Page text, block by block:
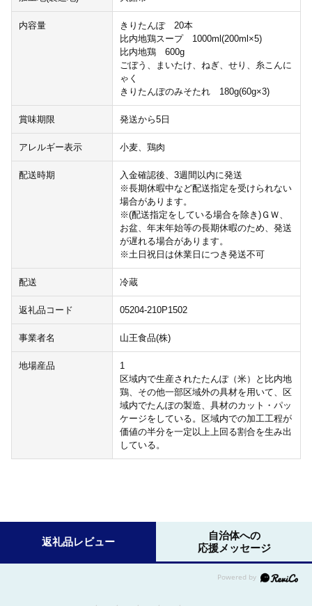
内容量
きりたんぽ 20本
比内地鶏スープ 1000ml(200ml×5)
比内地鶏 600g
ごぼう、まいたけ、ねぎ、せり、糸こんに
ゃく
きりたんぽのみそたれ 180g(60g×3)
賞味期限 発送から5日
アレルギー表示 小麦、鶏肉
配送時期
入金確認後、3週間以内に発送
※長期休暇中など配送指定を受けられない
場合があります。
※(配送指定をしている場合を除き)ＧＷ、
お盆、年末年始等の長期休暇のため、発送
が遅れる場合があります。
※土日祝日は休業日につき発送不可
配送 冷蔵
返礼品コード 05204-210P1502
事業者名 山王食品(株)
地場産品
1
区域内で生産されたたんぽ（米）と比内地
鶏、その他一部区域外の具材を用いて、区
域内でたんぽの製造、具材のカット・パッ
ケージをしている。区域内での加工工程が
価値の半分を一定以上上回る割合を生み出
している。
返礼品レビュー
自治体への
応援メッセージ